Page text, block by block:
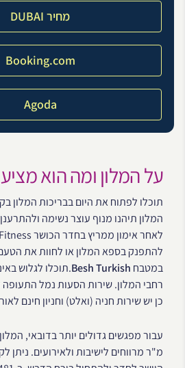
מחיר DUBAI
Booking.com
Agoda
על המלון ומה הוא מציע
המלון תיהנו מנוף עוצר נשימה
להתפנק בספא המלון או לחוות את
במטבח Besh Turkish.תוכלו לגלוש
רחבי המלון. שירות הסעות נמל
כן יש שירות חניה (ואלט) וחניון חינם
מ"ר מרווחים לישיבות ולאירועים. ניתן